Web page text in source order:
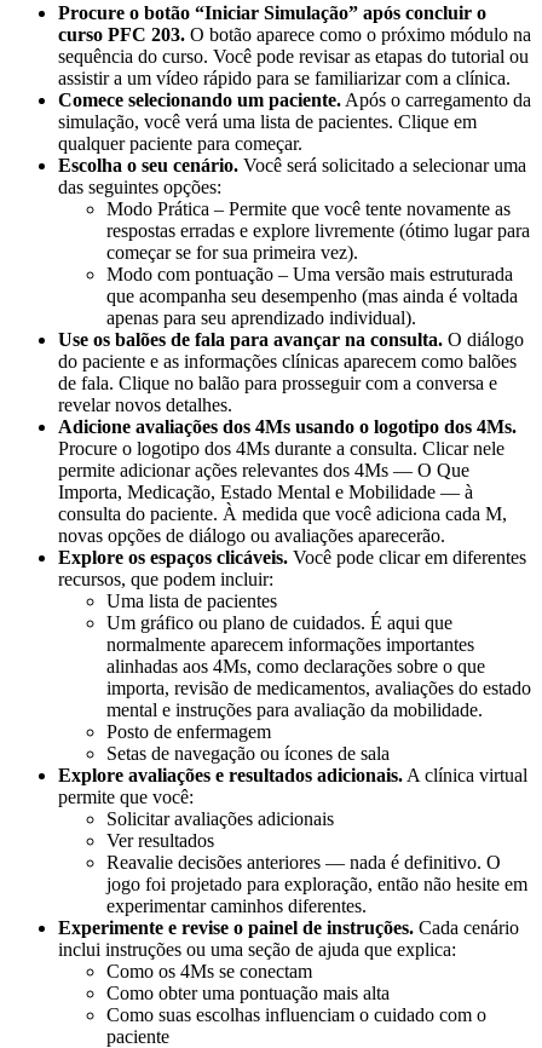
Procure o botão “Iniciar Simulação” após concluir o
curso PFC 203. O botão aparece como o próximo módulo na
sequência do curso. Você pode revisar as etapas do tutorial ou
assistir a um vídeo rápido para se familiarizar com a clínica.
Comece selecionando um paciente. Após o carregamento da
simulação, você verá uma lista de pacientes. Clique em
qualquer paciente para começar.
Escolha o seu cenário. Você será solicitado a selecionar uma
das seguintes opções:
Modo Prática – Permite que você tente novamente as
respostas erradas e explore livremente (ótimo lugar para
começar se for sua primeira vez).
Modo com pontuação – Uma versão mais estruturada
que acompanha seu desempenho (mas ainda é voltada
apenas para seu aprendizado individual).
Use os balões de fala para avançar na consulta. O diálogo
do paciente e as informações clínicas aparecem como balões
de fala. Clique no balão para prosseguir com a conversa e
revelar novos detalhes.
Adicione avaliações dos 4Ms usando o logotipo dos 4Ms.
Procure o logotipo dos 4Ms durante a consulta. Clicar nele
permite adicionar ações relevantes dos 4Ms — O Que
Importa, Medicação, Estado Mental e Mobilidade — à
consulta do paciente. À medida que você adiciona cada M,
novas opções de diálogo ou avaliações aparecerão.
Explore os espaços clicáveis. Você pode clicar em diferentes
recursos, que podem incluir:
Uma lista de pacientes
Um gráfico ou plano de cuidados. É aqui que
normalmente aparecem informações importantes
alinhadas aos 4Ms, como declarações sobre o que
importa, revisão de medicamentos, avaliações do estado
mental e instruções para avaliação da mobilidade.
Posto de enfermagem
Setas de navegação ou ícones de sala
Explore avaliações e resultados adicionais. A clínica virtual
permite que você:
Solicitar avaliações adicionais
Ver resultados
Reavalie decisões anteriores — nada é definitivo. O
jogo foi projetado para exploração, então não hesite em
experimentar caminhos diferentes.
Experimente e revise o painel de instruções. Cada cenário
inclui instruções ou uma seção de ajuda que explica:
Como os 4Ms se conectam
Como obter uma pontuação mais alta
Como suas escolhas influenciam o cuidado com o
paciente